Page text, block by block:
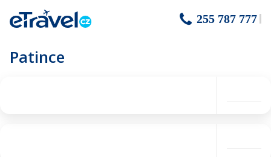
255 787 777
Patince